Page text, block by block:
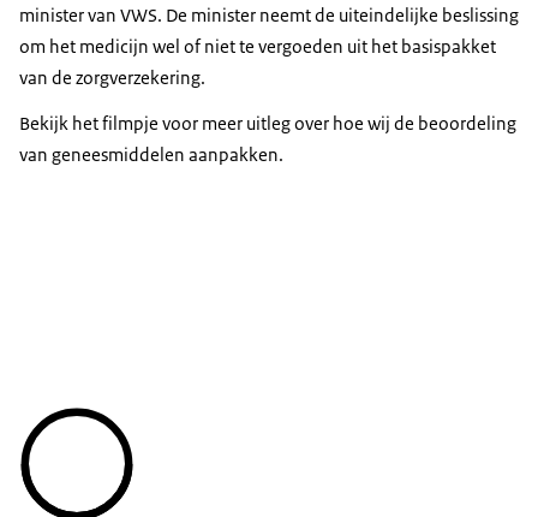
minister van VWS. De minister neemt de uiteindelijke beslissing
om het medicijn wel of niet te vergoeden uit het basispakket
van de zorgverzekering.
Bekijk het filmpje voor meer uitleg over hoe wij de beoordeling
van geneesmiddelen aanpakken.